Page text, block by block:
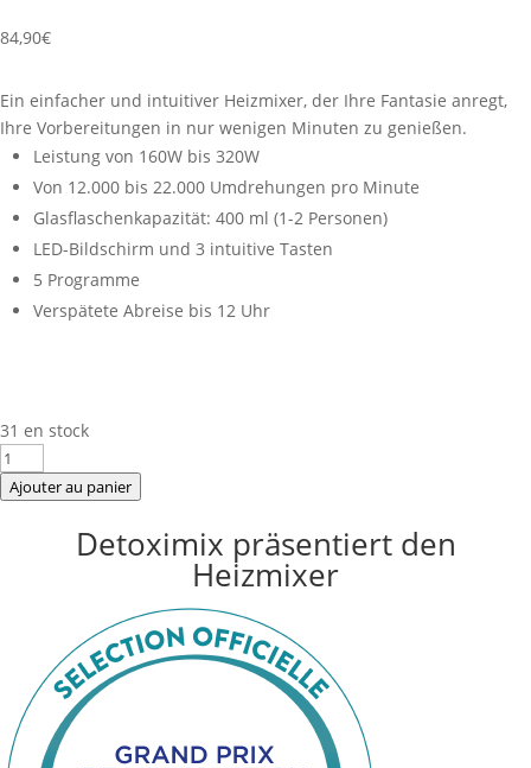
84,90€
Ein einfacher und intuitiver Heizmixer, der Ihre Fantasie anregt,
Ihre Vorbereitungen in nur wenigen Minuten zu genießen.
Leistung von 160W bis 320W
Von 12.000 bis 22.000 Umdrehungen pro Minute
Glasflaschenkapazität: 400 ml (1-2 Personen)
LED-Bildschirm und 3 intuitive Tasten
5 Programme
Verspätete Abreise bis 12 Uhr
31 en stock
quantité
deAjouter au panier
Detoximix präsentiert den
Heizmixer